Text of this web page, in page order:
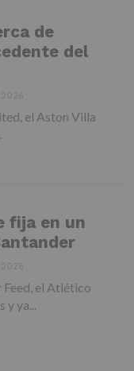
de
del
el Aston Villa
fija en un
Feed, el Atlético
y ya...